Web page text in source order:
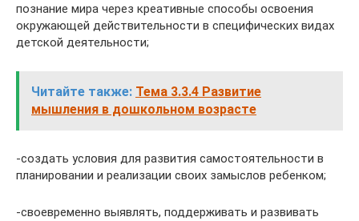
познание мира через креативные способы освоения
окружающей действительности в специфических видах
детской деятельности;
Читайте также: Тема 3.3.4 Развитие
мышления в дошкольном возрасте
-создать условия для развития самостоятельности в
планировании и реализации своих замыслов ребенком;
-своевременно выявлять, поддерживать и развивать